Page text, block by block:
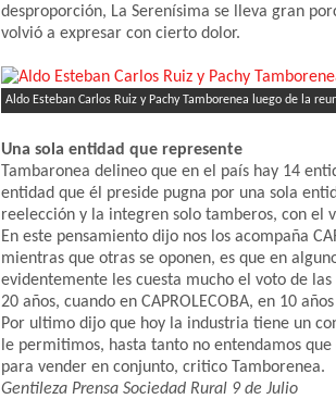
desproporción, La Serenísima se lleva gran
volvió a expresar con cierto dolor.
Aldo Esteban Carlos Ruiz y Pachy Tamborenea luego de la
Una sola entidad que represente
Tambaronea delineo que en el país hay 14
entidad que él preside pugna por una sola
reelección y la integren solo tamberos, con el
En este pensamiento dijo nos los acompaña
mientras que otras se oponen, es que en
evidentemente les cuesta mucho el voto de
20 años, cuando en CAPROLECOBA, en 10
Por ultimo dijo que hoy la industria tiene un
le permitimos, hasta tanto no entendamos
para vender en conjunto, critico Tamborenea.
Gentileza Prensa Sociedad Rural 9 de Julio